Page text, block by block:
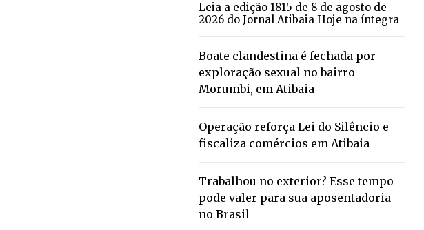
Leia a edição 1815 de 8 de agosto de
2026 do Jornal Atibaia Hoje na íntegra
Boate clandestina é fechada por
exploração sexual no bairro
Morumbi, em Atibaia
Operação reforça Lei do Silêncio e
fiscaliza comércios em Atibaia
Trabalhou no exterior? Esse tempo
pode valer para sua aposentadoria
no Brasil